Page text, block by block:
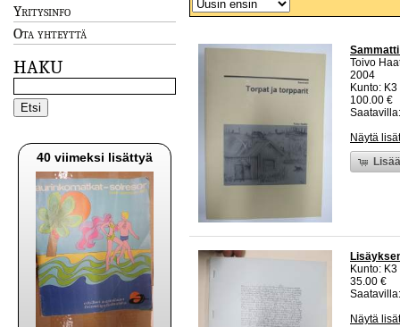
Yritysinfo
Ota yhteyttä
HAKU
40 viimeksi lisättyä
Toivo
2004
Kunto:
100.00 €
Näytä
Kunto:
35.00 €
Näytä